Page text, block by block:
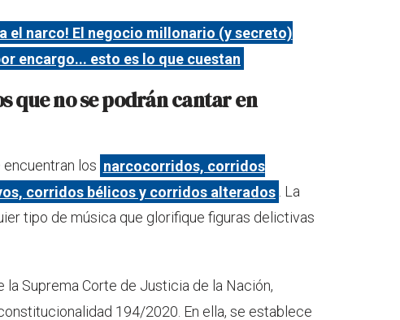
el narco! El negocio millonario (y secreto)
encargo... esto es lo que cuestan
que no se podrán cantar en
los narcocorridos, corridos
corridos bélicos y corridos alterados . La
tipo de música que glorifique figuras delictivas
Suprema Corte de Justicia de la Nación,
194/2020. En ella, se establece